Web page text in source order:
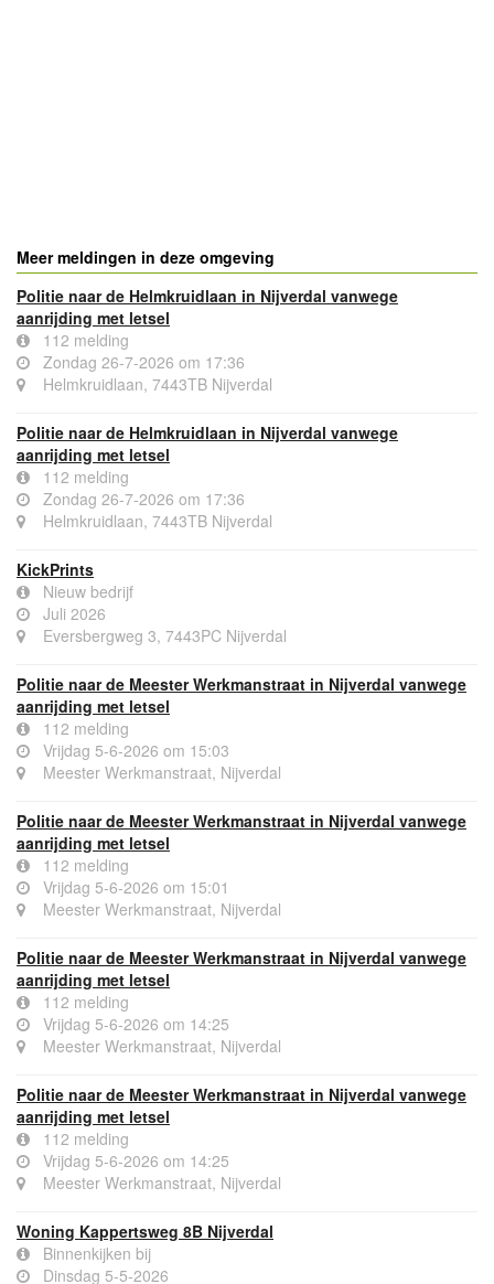
Meer meldingen in deze omgeving
Politie naar de Helmkruidlaan in Nijverdal vanwege
aanrijding met letsel
112 melding
Zondag 26-7-2026 om 17:36
Helmkruidlaan, 7443TB Nijverdal
Politie naar de Helmkruidlaan in Nijverdal vanwege
aanrijding met letsel
112 melding
Zondag 26-7-2026 om 17:36
Helmkruidlaan, 7443TB Nijverdal
KickPrints
Nieuw bedrijf
Juli 2026
Eversbergweg 3, 7443PC Nijverdal
Politie naar de Meester Werkmanstraat in Nijverdal vanwege
aanrijding met letsel
112 melding
Vrijdag 5-6-2026 om 15:03
Meester Werkmanstraat, Nijverdal
Politie naar de Meester Werkmanstraat in Nijverdal vanwege
aanrijding met letsel
112 melding
Vrijdag 5-6-2026 om 15:01
Meester Werkmanstraat, Nijverdal
Politie naar de Meester Werkmanstraat in Nijverdal vanwege
aanrijding met letsel
112 melding
Vrijdag 5-6-2026 om 14:25
Meester Werkmanstraat, Nijverdal
Politie naar de Meester Werkmanstraat in Nijverdal vanwege
aanrijding met letsel
112 melding
Vrijdag 5-6-2026 om 14:25
Meester Werkmanstraat, Nijverdal
Woning Kappertsweg 8B Nijverdal
Binnenkijken bij
Dinsdag 5-5-2026